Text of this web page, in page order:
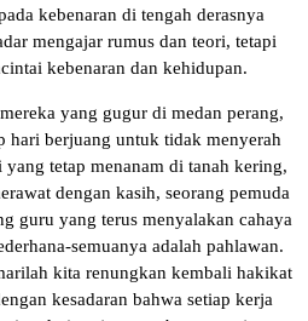
kebenaran di tengah derasnya
mengajar rumus dan teori, tetapi
kebenaran dan kehidupan.
yang gugur di medan perang,
hari berjuang untuk tidak menyerah
yang tetap menanam di tanah kering,
dengan kasih, seorang pemuda
guru yang terus menyalakan cahaya
semuanya adalah pahlawan.
kita renungkan kembali hakikat
kesadaran bahwa setiap kerja